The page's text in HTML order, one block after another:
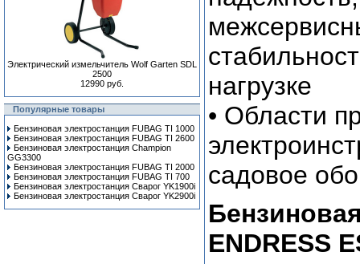
Электрический измельчитель Wolf Garten SDL
2500
12990 руб.
Популярные товары
Бензиновая электростанция FUBAG TI 1000
Бензиновая электростанция FUBAG TI 2600
Бензиновая электростанция Champion
GG3300
Бензиновая электростанция FUBAG TI 2000
Бензиновая электростанция FUBAG TI 700
Бензиновая электростанция Сварог YK1900i
Бензиновая электростанция Сварог YK2900i
нагрузке
• Области
садовое
ENDRESS